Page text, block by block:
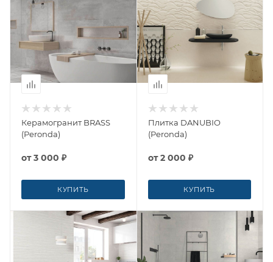
Керамогранит BRASS
(Peronda)
от3 000 ₽
КУПИТЬ
Плитка DANUBIO
(Peronda)
от2 000 ₽
КУПИТЬ